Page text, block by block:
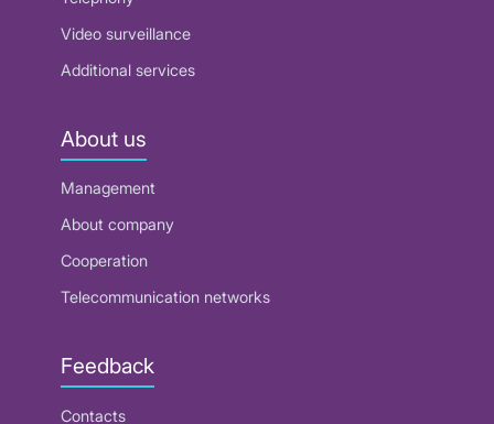
Video surveillance
Additional services
About us
Management
About company
Cooperation
Telecommunication networks
Feedback
Contacts